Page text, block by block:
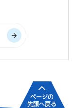
ページの
先頭へ戻る